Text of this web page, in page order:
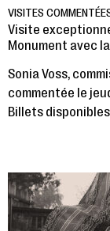
VISITES
Visite
Monument avec
Sonia Voss,
commentée le
Billets